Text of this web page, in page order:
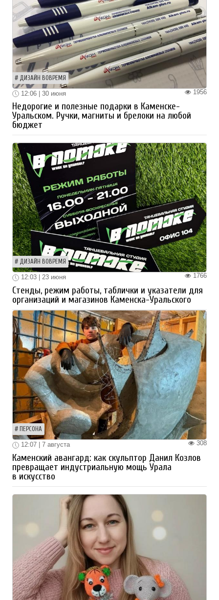
ДИЗАЙН ВОВРЕМЯ
1956
12:06 | 30 июня
Недорогие и полезные подарки в Каменске-
Уральском. Ручки, магниты и брелоки на любой
бюджет
ДИЗАЙН ВОВРЕМЯ
1766
12:03 | 23 июня
Стенды, режим работы, таблички и указатели для
организаций и магазинов Каменска-Уральского
ПЕРСОНА
308
12:07 | 7 августа
Каменский авангард: как скульптор Данил Козлов
превращает индустриальную мощь Урала
в искусство